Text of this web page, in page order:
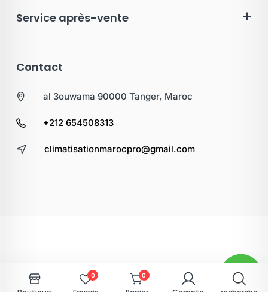
Service après-vente
Contact
al 3ouwama 90000 Tanger, Maroc
+212 654508313
climatisationmarocpro@gmail.com
0 0